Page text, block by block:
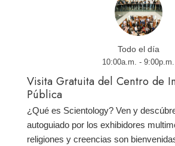
Todo el día
10:00a.m. - 9:00p.m.
Visita Gratuita del Centro de
Pública
¿Qué es Scientology? Ven y
autoguiado por los exhibidores
religiones y creencias son